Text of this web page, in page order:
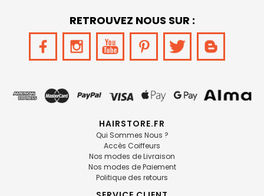
RETROUVEZ NOUS SUR :
HAIRSTORE.FR
Qui Sommes Nous ?
Accès Coiffeurs
Nos modes de Livraison
Nos modes de Paiement
Politique des retours